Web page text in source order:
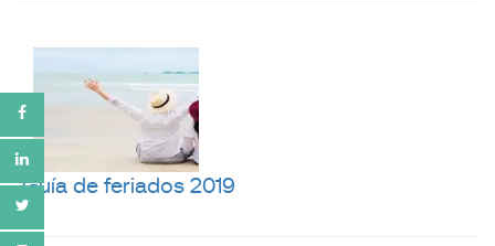
Guía de feriados 2019